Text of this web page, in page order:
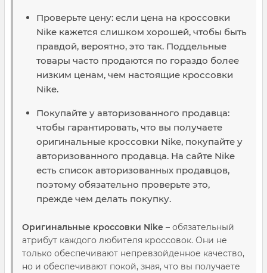
Проверьте цену: если цена на кроссовки
Nike кажется слишком хорошей, чтобы быть
правдой, вероятно, это так. Поддельные
товары часто продаются по гораздо более
низким ценам, чем настоящие кроссовки
Nike.
Покупайте у авторизованного продавца:
чтобы гарантировать, что вы получаете
оригинальные кроссовки Nike, покупайте у
авторизованного продавца. На сайте Nike
есть список авторизованных продавцов,
поэтому обязательно проверьте это,
прежде чем делать покупку.
Оригинальные кроссовки Nike – обязательный
атрибут каждого любителя кроссовок. Они не
только обеспечивают непревзойденное качество,
но и обеспечивают покой, зная, что вы получаете